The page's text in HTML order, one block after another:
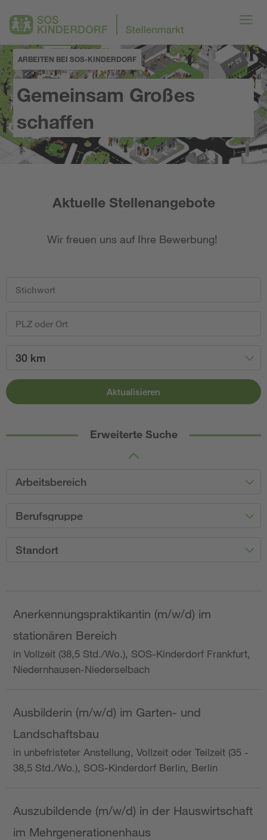
ARBEITEN BEI SOS-KINDERDORF
Gemeinsam Großes
schaffen
Aktuelle Stellenangebote
Wir freuen uns auf Ihre Bewerbung!
30 km
Aktualisieren
Erweiterte Suche
Arbeitsbereich
Berufsgruppe
Standort
Anerkennungspraktikantin (m/w/d) im
stationären Bereich
in Vollzeit (38,5 Std./Wo.), SOS-Kinderdorf Frankfurt,
Niedernhausen-Niederselbach
Ausbilderin (m/w/d) im Garten- und
Landschaftsbau
in unbefristeter Anstellung, Vollzeit oder Teilzeit (35 -
38,5 Std./Wo.), SOS-Kinderdorf Berlin, Berlin
Auszubildende (m/w/d) in der Hauswirtschaft
im Mehrgenerationenhaus